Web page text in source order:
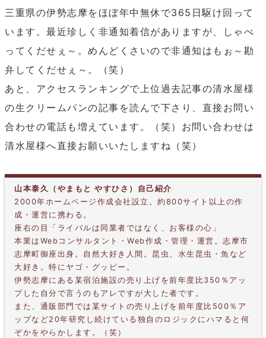
三重県の伊勢志摩をほぼ年中無休で365日駆け回って
います。最近珍しく非通知着信がありますが、しゃべ
ってくだせぇ～。めんどくさいので非通知はもぉ～勘
弁してくだせぇ～。（笑）
あと、アクセスランキングで上位過去記事の清水屋様
の生クリームパンの記事を読んで下さり、直接お問い
合わせの電話も増えています。（笑）お問い合わせは
清水屋様へ直接お願いいたしますね（笑）
山本泰久（やまもと やすひさ）自己紹介
2000年ホームページ作成会社設立。約800サイト以上の作
成・運営に携わる。
座右の目「ライバルは同業者ではなく、お客様の心」
本業はWebコンサルタント・Web作成・管理・運営。志摩市
志摩町御座出身。自然大好き人間。昆虫、水生昆虫・魚など
大好き。特にヤゴ・グッピー。
伊勢志摩にある某宿泊施設の売り上げを前年度比350％アッ
プした自分で言うのもアレですが大した者です。
また、通販部門では某サイトの売り上げを前年度比500％ア
ップなど20年研究し続けている独自のロジックにハマると何
ぞかをやらかします。（笑）